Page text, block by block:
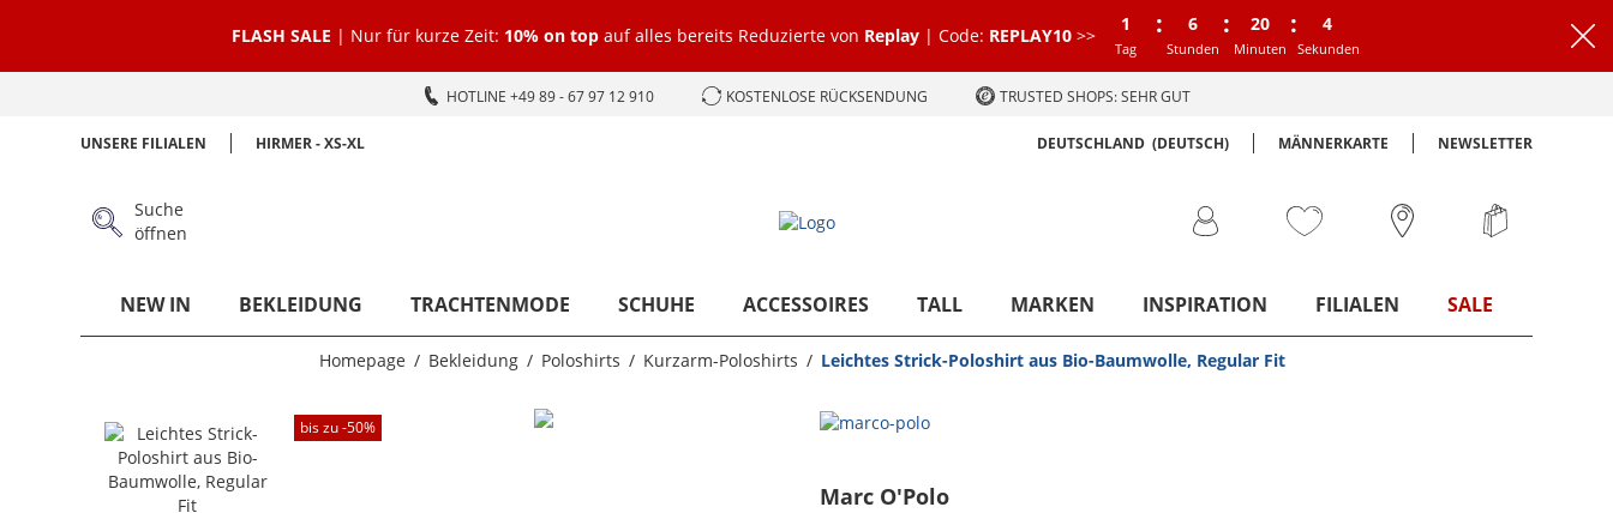
FLASH SALE | Nur für kurze Zeit: 10% on top auf alles bereits Reduzierte von Replay | Code: REPLAY10 >>
1
Tag
: 6
Stunden
: 20
Minuten
: 3
Sekunden
HOTLINE +49 89 - 67 97 12 910 KOSTENLOSE RÜCKSENDUNG TRUSTED SHOPS: SEHR GUT
UNSERE FILIALEN HIRMER - XS-XL DEUTSCHLAND (DEUTSCH) MÄNNERKARTE NEWSLETTER
Suche
öffnen
NEW IN BEKLEIDUNG TRACHTENMODE SCHUHE ACCESSOIRES TALL MARKEN INSPIRATION FILIALEN SALE
Homepage Bekleidung Poloshirts Kurzarm-Poloshirts Leichtes Strick-Poloshirt aus Bio-Baumwolle, Regular Fit
bis zu -50%
Marc O'Polo